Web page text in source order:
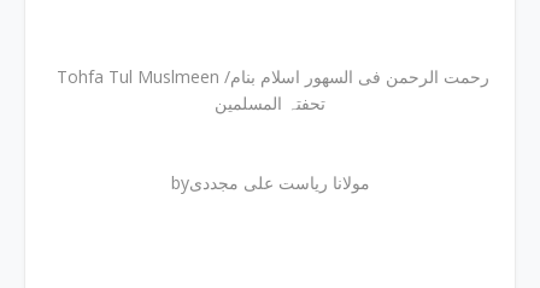
Tohfa Tul Muslmeen /رحمت الرحمن فی السھور اسلام بنام
تحفتہ المسلمین
byمولانا ریاست علی مجددی